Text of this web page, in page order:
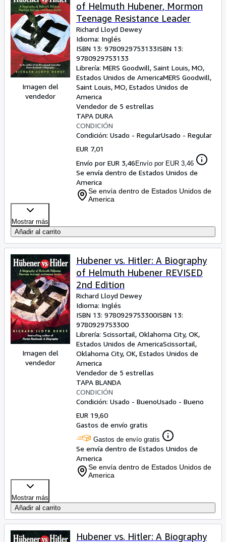
Imagen del
vendedor
of Helmuth Hubener, Mormon
Teenage Resistance Leader
Richard Lloyd Dewey
Idioma: Inglés
ISBN 13: 9780929753133ISBN 13:
9780929753133
Librería: MERS Goodwill, Saint Louis, MO,
Estados Unidos de AmericaMERS Goodwill,
Saint Louis, MO, Estados Unidos de
America
Vendedor de 5 estrellas
TAPA DURA
CONDICIÓN
Condición: Usado - RegularUsado - Regular
EUR 7,01
Envío por EUR 3,46Envío por EUR 3,46
Se envía dentro de Estados Unidos de
America
Se envía dentro de Estados Unidos de
America
Mostrar más
Añadir al carrito
Imagen del
vendedor
Hubener vs. Hitler: A Biography
of Helmuth Hubener REVISED
2nd Edition
Richard Lloyd Dewey
Idioma: Inglés
ISBN 13: 9780929753300ISBN 13:
9780929753300
Librería: Scissortail, Oklahoma City, OK,
Estados Unidos de AmericaScissortail,
Oklahoma City, OK, Estados Unidos de
America
Vendedor de 5 estrellas
TAPA BLANDA
CONDICIÓN
Condición: Usado - BuenoUsado - Bueno
EUR 19,60
Gastos de envío gratis
Gastos de envío gratis
Se envía dentro de Estados Unidos de
America
Se envía dentro de Estados Unidos de
America
Mostrar más
Añadir al carrito
Hubener vs. Hitler: A Biography